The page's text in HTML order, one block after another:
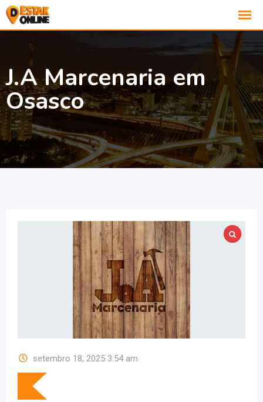
J.A Marcenaria em
Osasco
setembro 18, 2025 3:54 am